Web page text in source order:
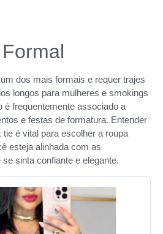
dos mais formais e requer trajes
longos para mulheres e smokings
é frequentemente associado a
e festas de formatura. Entender
é vital para escolher a roupa
esteja alinhada com as
sinta confiante e elegante.